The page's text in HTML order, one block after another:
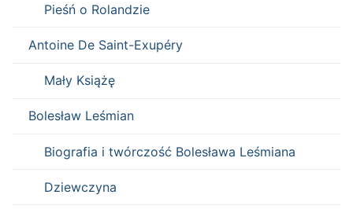
Pieśń o Rolandzie
Antoine De Saint-Exupéry
Mały Książę
Bolesław Leśmian
Biografia i twórczość Bolesława Leśmiana
Dziewczyna